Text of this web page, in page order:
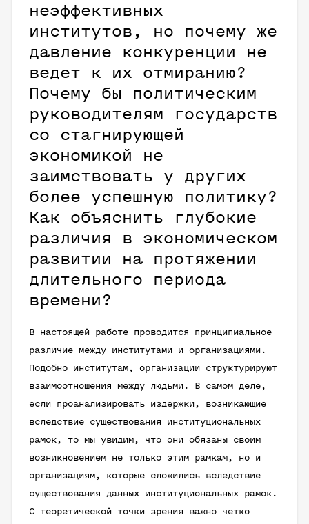
неэффективных
институтов, но почему же
давление конкуренции не
ведет к их отмиранию?
Почему бы политическим
руководителям государств
со стагнирующей
экономикой не
заимствовать у других
более успешную политику?
Как объяснить глубокие
различия в экономическом
развитии на протяжении
длительного периода
времени?
В настоящей работе проводится принципиальное
различие между институтами и организациями.
Подобно институтам, организации структурируют
взаимоотношения между людьми. В самом деле,
если проанализировать издержки, возникающие
вследствие существования институциональных
рамок, то мы увидим, что они обязаны своим
возникновением не только этим рамкам, но и
организациям, которые сложились вследствие
существования данных институциональных рамок.
С теоретической точки зрения важно четко